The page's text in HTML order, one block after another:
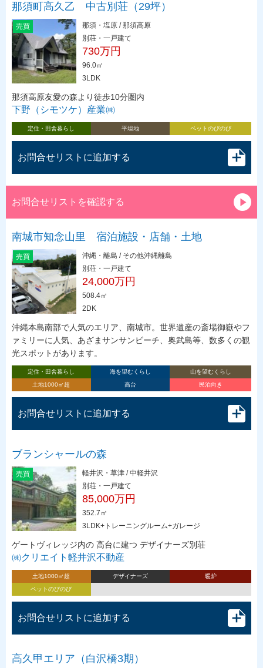
那須町高久乙 中古別荘（29坪）
売買
那須・塩原 / 那須高原
別荘・一戸建て
730万円
96.0㎡
3LDK
那須高原友愛の森より徒歩10分圏内
下野（シモツケ）産業㈱
定住・田舎暮らし 平坦地 ペットのびのび
お問合せリストに追加する
お問合せリストを確認する
南城市知念山里 宿泊施設・店舗・土地
売買
沖縄・離島 / その他沖縄離島
別荘・一戸建て
24,000万円
508.4㎡
2DK
沖縄本島南部で人気のエリア、南城市。世界遺産の斎場御嶽やフ
ァミリーに人気、あざまサンサンビーチ、奥武島等、数多くの観
光スポットがあります。
定住・田舎暮らし 海を望むくらし
山を望むくらし
土地1000㎡超
高台 民泊向き
お問合せリストに追加する
ブランシャールの森
売買
軽井沢・草津 / 中軽井沢
別荘・一戸建て
85,000万円
352.7㎡
3LDK+トレーニングルーム+ガレージ
ゲートヴィレッジ内の 高台に建つ デザイナーズ別荘
㈱クリエイト軽井沢不動産
土地1000㎡超 デザイナーズ
暖炉
ペットのびのび
お問合せリストに追加する
高久甲エリア（白沢橋3期）